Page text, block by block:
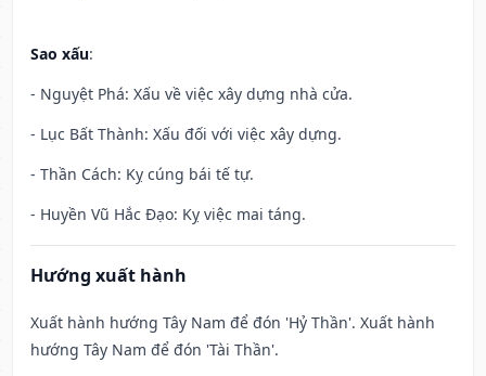
Sao xấu:
- Nguyệt Phá: Xấu về việc xây dựng nhà cửa.
- Lục Bất Thành: Xấu đối với việc xây dựng.
- Thần Cách: Kỵ cúng bái tế tự.
- Huyền Vũ Hắc Đạo: Kỵ việc mai táng.
Hướng xuất hành
Xuất hành hướng Tây Nam để đón 'Hỷ Thần'. Xuất hành
hướng Tây Nam để đón 'Tài Thần'.